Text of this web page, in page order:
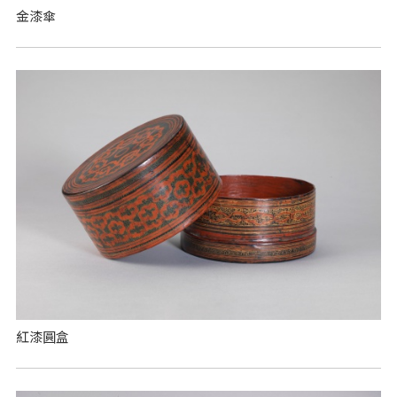
金漆傘
紅漆圓盒